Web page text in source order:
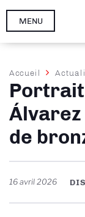
Aller
MENU
Fil
d'Ariane
Accueil
Álvarez
de
16 avril 2026